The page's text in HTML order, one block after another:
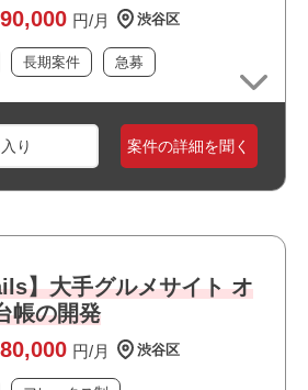
円/月 渋谷区
長期案件 急募
案件の詳細を聞く
】大手グルメサイト オ
帳の開発
円/月 渋谷区
テクチャを理解しており議論ができ
件定義からテストまで一連の流れを
ムを深く読み解き理解することがで
滑にコミュニケーションが取れる
可能です
ます
スに関われます
ンを担えます
す
ジニア
験
た商用サービスの開発経験
まで一貫して対応可能な方
自走してタスク遂行できる方